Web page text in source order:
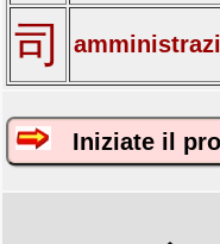
司
Iniziate il